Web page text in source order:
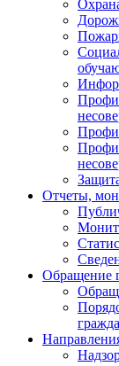
Отчеты,
Обращение